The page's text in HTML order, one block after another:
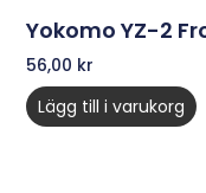
Yokomo YZ-2
56,00 kr
Lägg till i varukorg